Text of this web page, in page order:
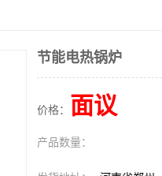
节能电热锅炉
价格： 面议
产品数量：